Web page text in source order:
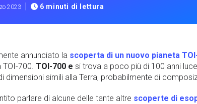
2023 | 6 minuti di lettura
annunciato la scoperta di un nuovo pianeta
700. TOI-700 e si trova a poco più di 100 anni
dimensioni simili alla Terra, probabilmente di
parlare di alcune delle tante altre scoperte di